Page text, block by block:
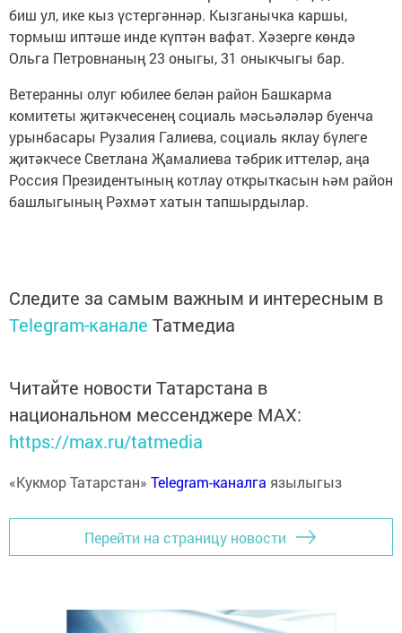
биш ул, ике кыз үстергәннәр. Кызганычка каршы,
тормыш иптәше инде күптән вафат. Хәзерге көндә
Ольга Петровнаның 23 оныгы, 31 оныкчыгы бар.
Ветеранны олуг юбилее белән район Башкарма
комитеты җитәкчесенең социаль мәсьәләләр буенча
урынбасары Рузалия Галиева, социаль яклау бүлеге
җитәкчесе Светлана Җамалиева тәбрик иттеләр, аңа
Россия Президентының котлау открыткасын һәм район
башлыгының Рәхмәт хатын тапшырдылар.
Следите за самым важным и интересным в
Telegram-канале Татмедиа
Читайте новости Татарстана в
национальном мессенджере MАХ:
https://max.ru/tatmedia
«Кукмор Татарстан» Telegram-каналга язылыгыз
Перейти на страницу новости